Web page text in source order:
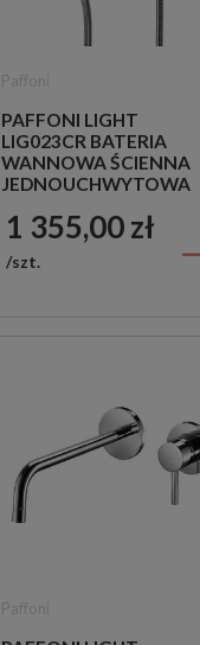
PAFFONI LIGHT
LIG023CR BATERIA
WANNOWA ŚCIENNA
JEDNOUCHWYTOWA
1 355,00 zł
szt.